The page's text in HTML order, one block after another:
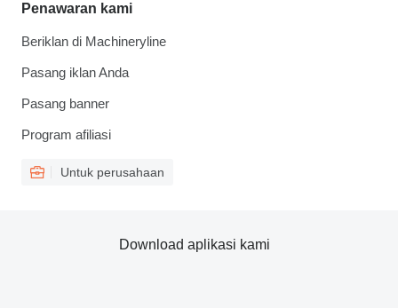
Penawaran kami
Beriklan di Machineryline
Pasang iklan Anda
Pasang banner
Program afiliasi
Untuk perusahaan
Download aplikasi kami